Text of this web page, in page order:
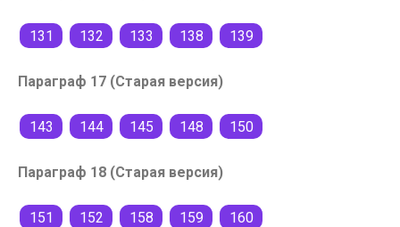
131 132 133 138 139
Параграф 17 (Старая версия)
143 144 145 148 150
Параграф 18 (Старая версия)
151 152 158 159 160